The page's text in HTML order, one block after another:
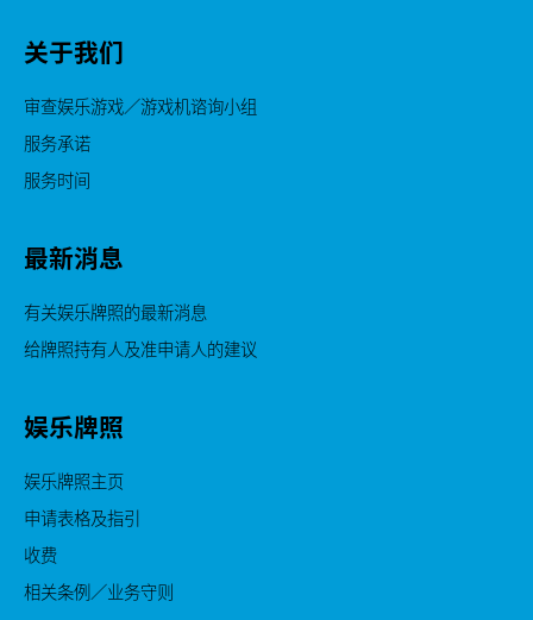
关于我们
审查娱乐游戏／游戏机谘询小组
服务承诺
服务时间
最新消息
有关娱乐牌照的最新消息
给牌照持有人及准申请人的建议
娱乐牌照
娱乐牌照主页
申请表格及指引
收费
相关条例／业务守则